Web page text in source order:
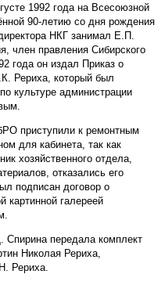
1992 года на Всесоюзной
90-летию со дня рождения
НКГ занимал Е.П.
член правления Сибирского
года он издал Приказ о
Рериха, который был
культуре администрации
приступили к ремонтным
для кабинета, так как
хозяйственного отдела,
отказались его
подписан договор о
картинной галереей
передала комплект
Николая Рериха,
Рериха.